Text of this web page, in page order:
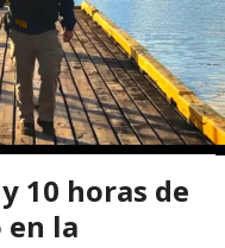
10 horas de
en la